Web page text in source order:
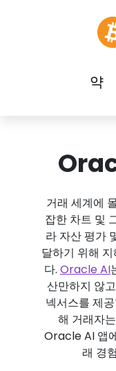
약
거래 세계에
잡한 차트 및
라 자산 평가
달하기 위해
다. Oracle AI
산만하지 않
넥서스를 제
해 거래자
Oracle AI 앱
래 경